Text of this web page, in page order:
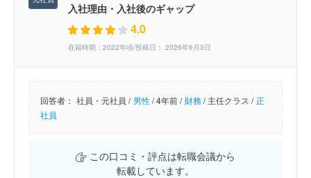
入社理由・入社後のギャップ
4.0
在籍時期：2022年頃/投稿日： 2026年6月3日
回答者： 社員・元社員 / 男性/4年前 / 財務/主任クラス / 正
社員
この口コミ・評点は転職会議から
転載しています。